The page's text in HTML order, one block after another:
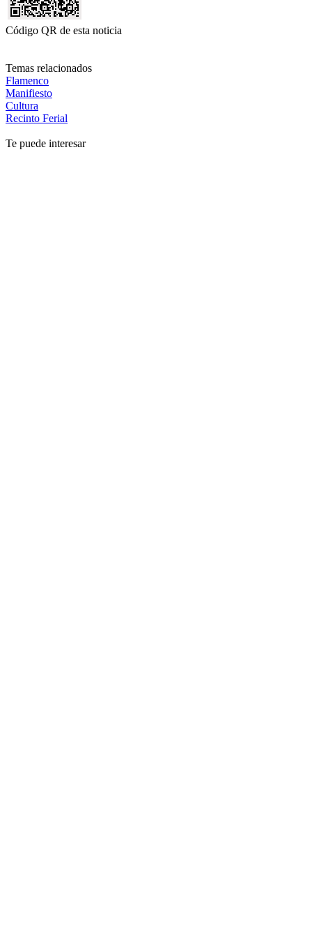
Código QR de esta noticia
Temas relacionados
Flamenco
Manifiesto
Cultura
Recinto Ferial
Te puede interesar